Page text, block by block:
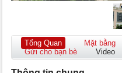
Tổng Quan Mặt bằng
Gửi cho bạn bè
Video